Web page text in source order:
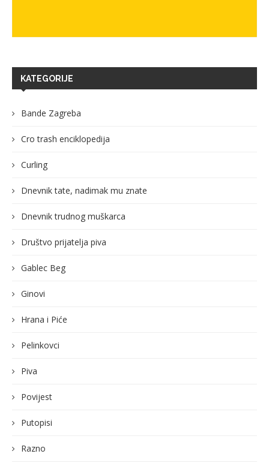
KATEGORIJE
Bande Zagreba
Cro trash enciklopedija
Curling
Dnevnik tate, nadimak mu znate
Dnevnik trudnog muškarca
Društvo prijatelja piva
Gablec Beg
Ginovi
Hrana i Piće
Pelinkovci
Piva
Povijest
Putopisi
Razno